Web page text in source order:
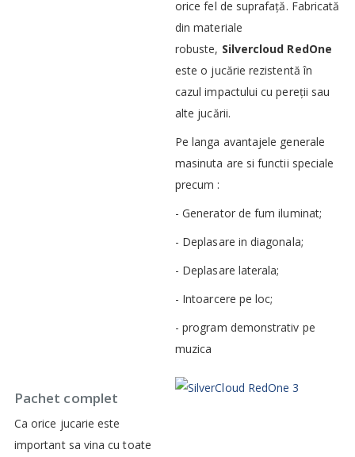
orice fel de suprafață. Fabricată
din materiale
robuste, Silvercloud RedOne
este o jucărie rezistentă în
cazul impactului cu pereții sau
alte jucării.
Pe langa avantajele generale
masinuta are si functii speciale
precum :
- Generator de fum iluminat;
- Deplasare in diagonala;
- Deplasare laterala;
- Intoarcere pe loc;
- program demonstrativ pe
muzica
Pachet complet
Ca orice jucarie este
important sa vina cu toate